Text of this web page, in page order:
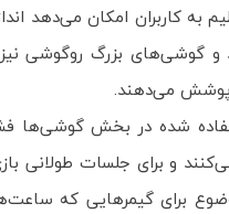
به کاربران امکان می‌دهد
و گوشی‌های بزرگ روگوشی
پوشش می‌دهند.
شده در بخش گوشی‌ها
و برای جلسات طولانی
برای گیمرهایی که